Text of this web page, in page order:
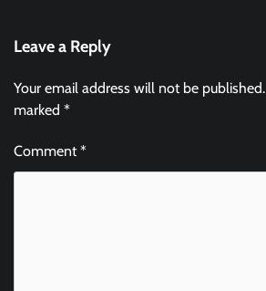
Leave a Reply
Your email address will not be published.
marked *
Comment*